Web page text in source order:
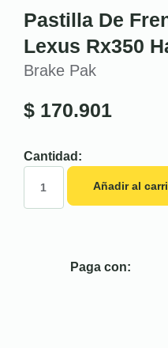
Pastilla De
Lexus Rx350
Brake Pak
$ 170.901
Cantidad:
Añadir al
Paga con: